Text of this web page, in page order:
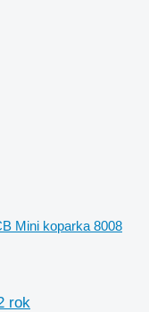
Mini koparka 8008
rok